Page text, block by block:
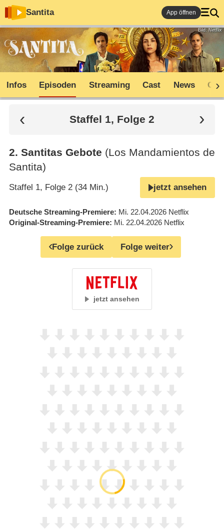
Santita App öffnen
Bild: Netflix
Infos Episoden Streaming Cast News
Staffel 1, Folge 2
2. Santitas Gebote (Los Mandamientos de
Santita)
Staffel 1, Folge 2 (34 Min.) jetzt ansehen
Deutsche Streaming-Premiere Mi. 22.04.2026 Netflix
Original-Streaming-Premiere Mi. 22.04.2026 Netflix
Folge zurück Folge weiter
jetzt ansehen